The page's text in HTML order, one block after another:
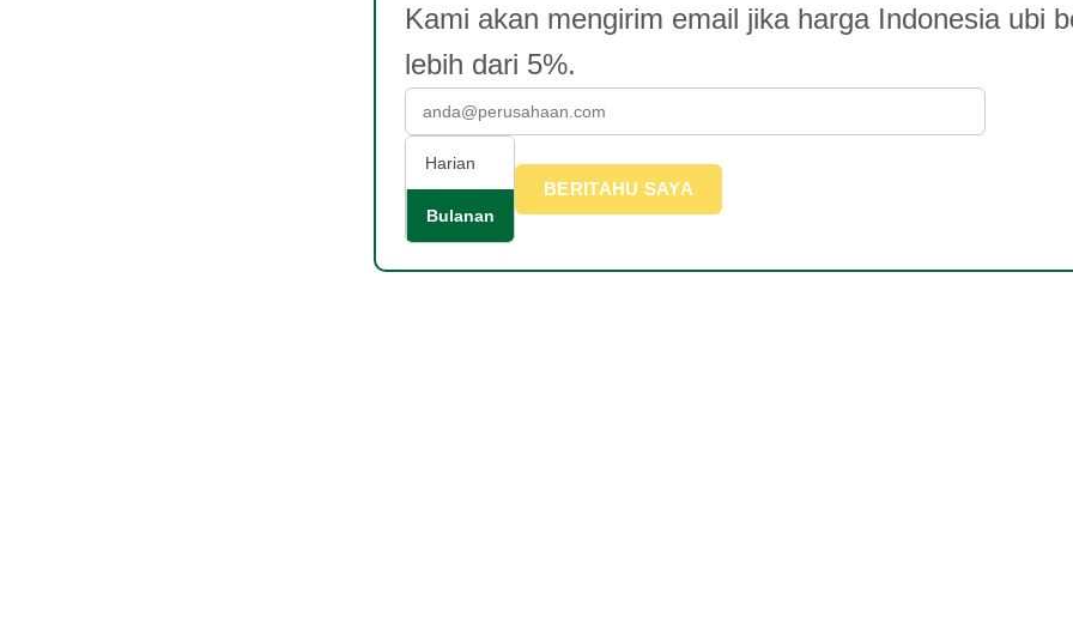
Kami akan mengirim email jika harga Indonesia ubi
lebih dari 5%.
Harian
Bulanan
BERITAHU SAYA